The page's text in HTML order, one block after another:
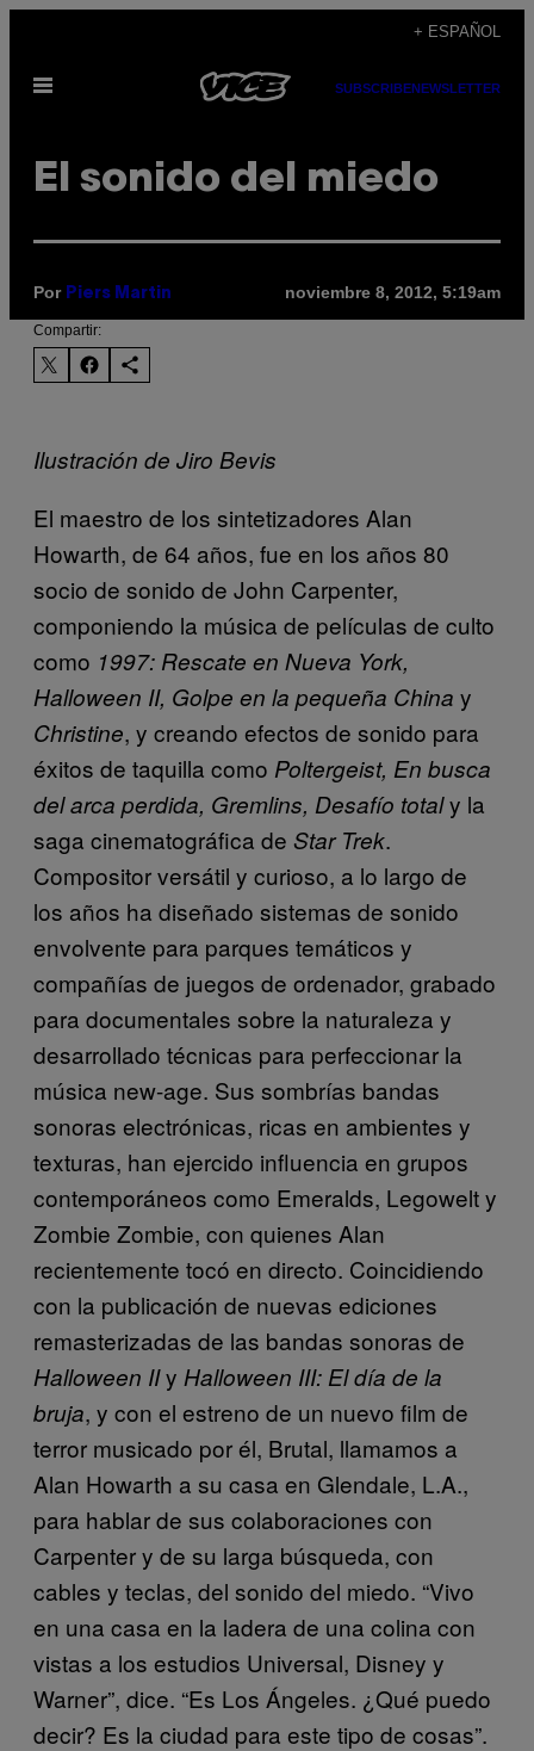
contenido
+ ESPAÑOL
Abrir
SUBSCRIBENEWSLETTER
El sonido del miedo
Por Piers Martin noviembre 8, 2012, 5:19am
Compartir:
Ilustración de Jiro Bevis
El maestro de los sintetizadores Alan
Howarth, de 64 años, fue en los años 80
socio de sonido de John Carpenter,
componiendo la música de películas de culto
como 1997: Rescate en Nueva York,
Halloween II, Golpe en la pequeña China y
Christine, y creando efectos de sonido para
éxitos de taquilla como Poltergeist, En busca
del arca perdida, Gremlins, Desafío totaly la
saga cinematográfica de Star Trek.
Compositor versátil y curioso, a lo largo de
los años ha diseñado sistemas de sonido
envolvente para parques temáticos y
compañías de juegos de ordenador, grabado
para documentales sobre la naturaleza y
desarrollado técnicas para perfeccionar la
música new-age. Sus sombrías bandas
sonoras electrónicas, ricas en ambientes y
texturas, han ejercido influencia en grupos
contemporáneos como Emeralds, Legowelt y
Zombie Zombie, con quienes Alan
recientemente tocó en directo. Coincidiendo
con la publicación de nuevas ediciones
remasterizadas de las bandas sonoras de
Halloween IIy Halloween III: El día de la
bruja, y con el estreno de un nuevo film de
terror musicado por él, Brutal, llamamos a
Alan Howarth a su casa en Glendale, L.A.,
para hablar de sus colaboraciones con
Carpenter y de su larga búsqueda, con
cables y teclas, del sonido del miedo. “Vivo
en una casa en la ladera de una colina con
vistas a los estudios Universal, Disney y
Warner”, dice. “Es Los Ángeles. ¿Qué puedo
decir? Es la ciudad para este tipo de cosas”.